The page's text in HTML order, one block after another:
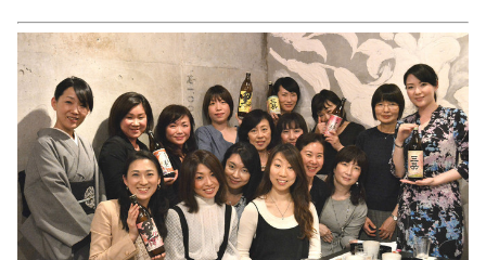
ファッション
恋愛/結婚/離婚
美容/健康
ワークスタイル